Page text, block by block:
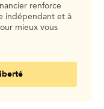
renforce
indépendant et à
mieux vous